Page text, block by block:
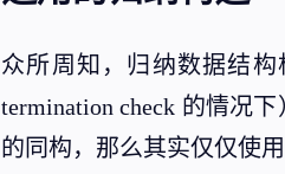
众所周知，归纳数据结
termination check 的情况
的同构，那么其实仅仅使